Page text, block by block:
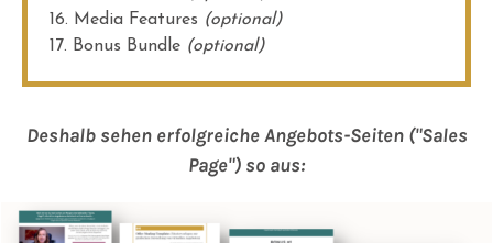
16. Media Features (optional)
17. Bonus Bundle (optional)
Deshalb sehen erfolgreiche Angebots-Seiten ("Sales
Page") so aus: